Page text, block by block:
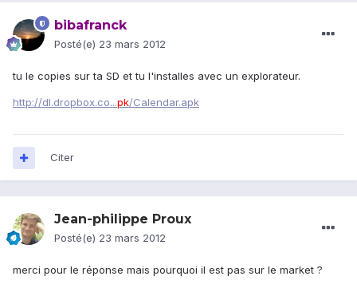
bibafranck
Posté(e) 23 mars 2012
tu le copies sur ta SD et tu l'installes avec un explorateur.
http://dl.dropbox.co...pk/Calendar.apk
Citer
Jean-philippe Proux
Posté(e) 23 mars 2012
merci pour le réponse mais pourquoi il est pas sur le market ?